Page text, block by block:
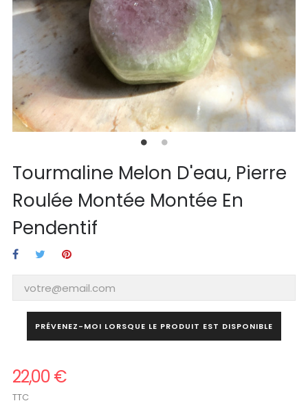
Tourmaline Melon D'eau, Pierre
Roulée Montée Montée En
Pendentif
PRÉVENEZ-MOI LORSQUE LE PRODUIT EST DISPONIBLE
22,00 €
TTC